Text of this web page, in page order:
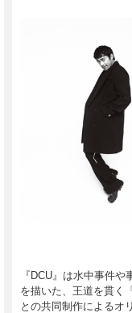
『DCU』は水中事件
を描いた、王道を貫く
との共同制作によるオ